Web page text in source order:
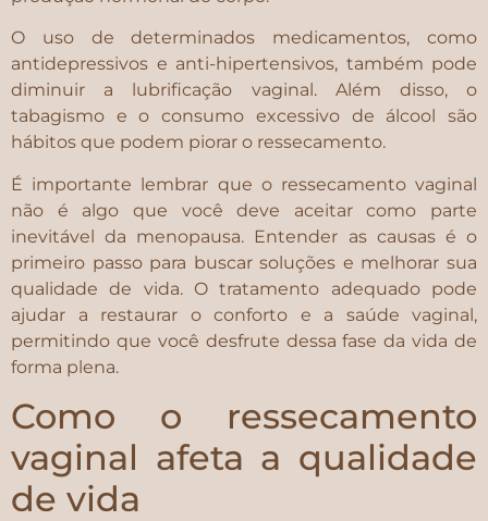
O uso de determinados medicamentos, como
antidepressivos e anti-hipertensivos, também pode
diminuir a lubrificação vaginal. Além disso, o
tabagismo e o consumo excessivo de álcool são
hábitos que podem piorar o ressecamento.
É importante lembrar que o ressecamento vaginal
não é algo que você deve aceitar como parte
inevitável da menopausa. Entender as causas é o
primeiro passo para buscar soluções e melhorar sua
qualidade de vida. O tratamento adequado pode
ajudar a restaurar o conforto e a saúde vaginal,
permitindo que você desfrute dessa fase da vida de
forma plena.
Como o ressecamento
vaginal afeta a qualidade
de vida